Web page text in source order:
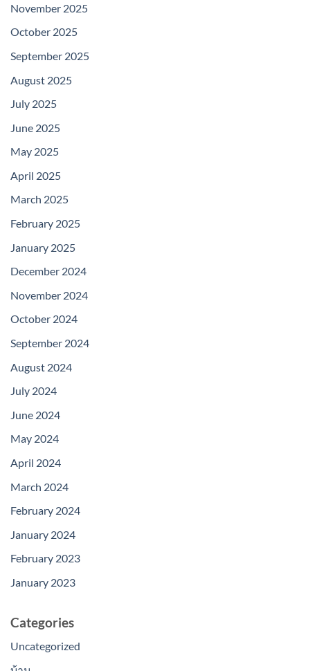
November 2025
October 2025
September 2025
August 2025
July 2025
June 2025
May 2025
April 2025
March 2025
February 2025
January 2025
December 2024
November 2024
October 2024
September 2024
August 2024
July 2024
June 2024
May 2024
April 2024
March 2024
February 2024
January 2024
February 2023
January 2023
Categories
Uncategorized